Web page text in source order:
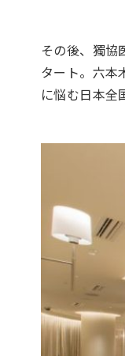
その後、獨協
タート。六本
に悩む日本全